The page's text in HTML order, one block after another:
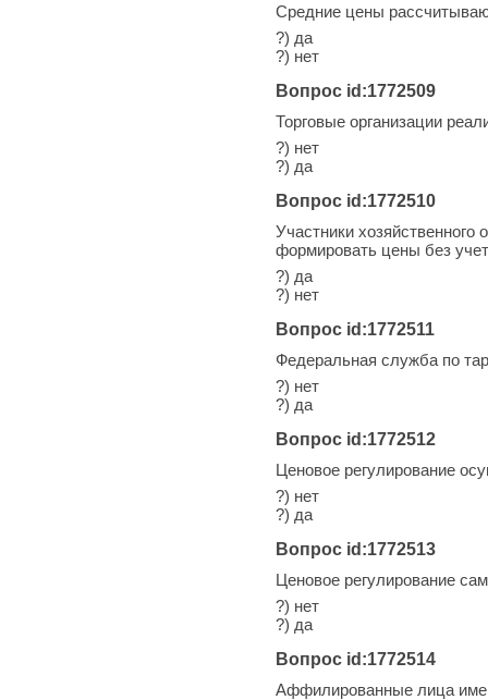
Средние цены
?) да
?) нет
Вопрос id:1772509
Торговые организации
?) нет
?) да
Вопрос id:1772510
Участники
формировать цены без
?) да
?) нет
Вопрос id:1772511
Федеральная служба по
?) нет
?) да
Вопрос id:1772512
Ценовое регулирование
?) нет
?) да
Вопрос id:1772513
Ценовое регулирование
?) нет
?) да
Вопрос id:1772514
Аффилированные лица